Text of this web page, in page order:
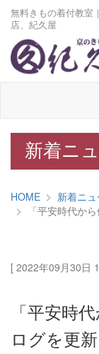
無料きもの着付教室
店、紀久屋
新着ニ
HOME
新着ニュ
「平安時代か
[ 2022年09月30日
「平安時
ログを更